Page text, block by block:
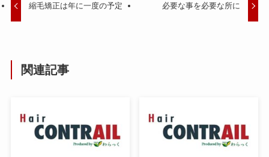
縮毛矯正は年に一度の予定 必要な事を必要な所に
関連記事